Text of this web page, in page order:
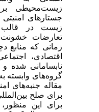
زیست‌محیطی
جستارهای
زیست در
تعارضات
زمانی که منابع
اقتصادی،
نابسامانی شده
گروه‌های وابسته
مقاله جنبه‌های
برای صلح
برای این